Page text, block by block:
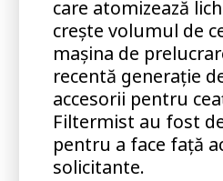
care atomizează
crește volumul de
mașina de
recentă generație
accesorii pentru
Filtermist au fost
pentru a face față
solicitante.